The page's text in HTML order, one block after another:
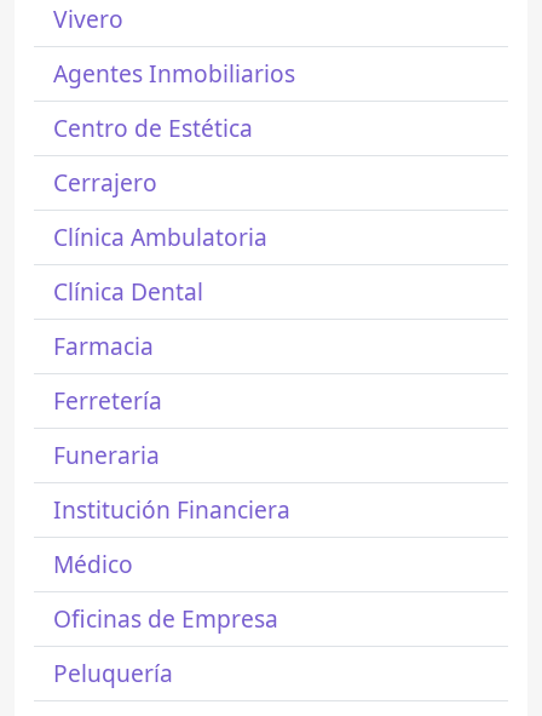
Vivero
Agentes Inmobiliarios
Centro de Estética
Cerrajero
Clínica Ambulatoria
Clínica Dental
Farmacia
Ferretería
Funeraria
Institución Financiera
Médico
Oficinas de Empresa
Peluquería